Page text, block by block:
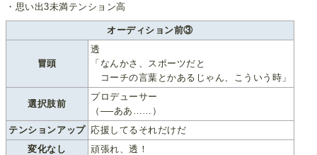
・思い出3未満テンション高
オーディション前③
冒頭
透
「なんかさ、スポーツだと
コーチの言葉とかあるじゃん、こういう時」
選択肢前
プロデューサー
（──ああ……）
テンションアップ 応援してるそれだけだ
変化なし
頑張れ、透！